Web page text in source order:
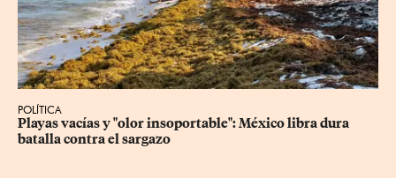
POLÍTICA
Playas vacías y "olor insoportable": México libra dura
batalla contra el sargazo